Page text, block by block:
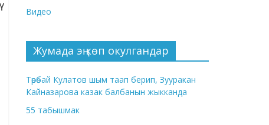
Видео
Жумада эң көп окулгандар
Төрөбай Кулатов шым таап берип, Зууракан
Кайназарова казак балбанын жыкканда
55 табышмак